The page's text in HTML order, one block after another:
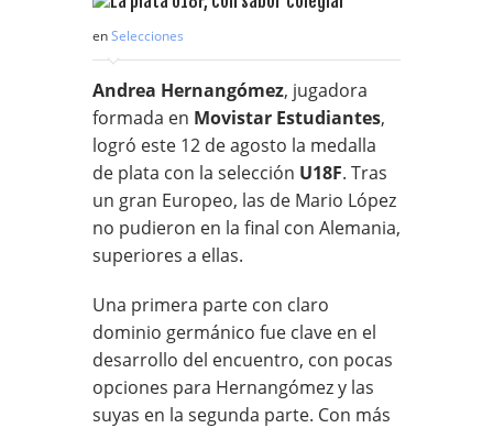
enSelecciones
Andrea Hernangómez, jugadora
formada en Movistar Estudiantes,
logró este 12 de agosto la medalla
de plata con la selección U18F. Tras
un gran Europeo, las de Mario López
no pudieron en la final con Alemania,
superiores a ellas.
Una primera parte con claro
dominio germánico fue clave en el
desarrollo del encuentro, con pocas
opciones para Hernangómez y las
suyas en la segunda parte. Con más